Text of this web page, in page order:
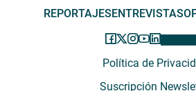
REPORTAJES ENTREVISTAS
Política de
Suscripción